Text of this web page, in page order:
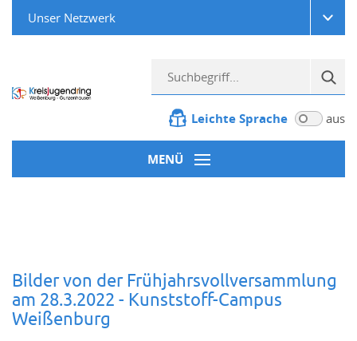
Unser Netzwerk
Leichte Sprache aus
MENÜ
Bilder von der Frühjahrsvollversammlung
am 28.3.2022 - Kunststoff-Campus
Weißenburg